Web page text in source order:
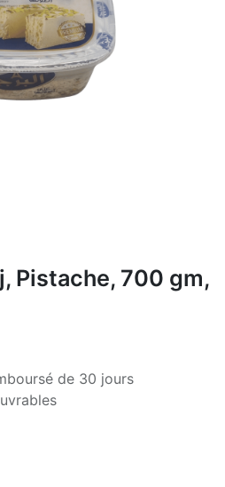
Pistache, 700 gm,
de 30 jours